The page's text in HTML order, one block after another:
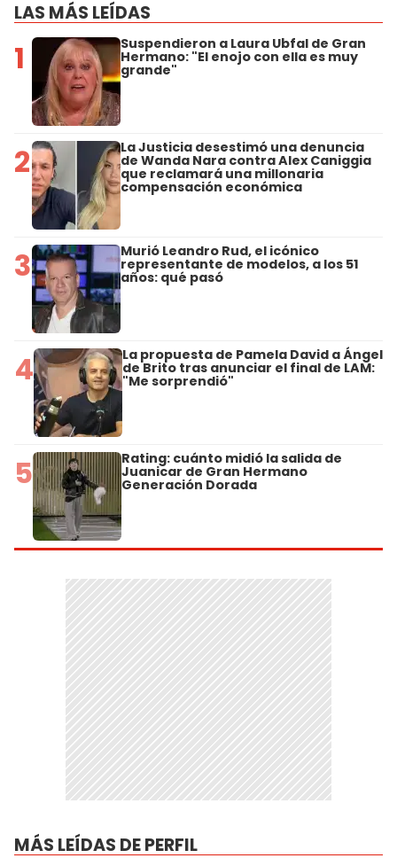
LAS MÁS LEÍDAS
1 Suspendieron a Laura Ubfal de Gran
Hermano: "El enojo con ella es muy
grande"
2 La Justicia desestimó una denuncia
de Wanda Nara contra Alex Caniggia
que reclamará una millonaria
compensación económica
3 Murió Leandro Rud, el icónico
representante de modelos, a los 51
años: qué pasó
4 La propuesta de Pamela David a Ángel
de Brito tras anunciar el final de LAM:
"Me sorprendió"
5 Rating: cuánto midió la salida de
Juanicar de Gran Hermano
Generación Dorada
MÁS LEÍDAS DE PERFIL